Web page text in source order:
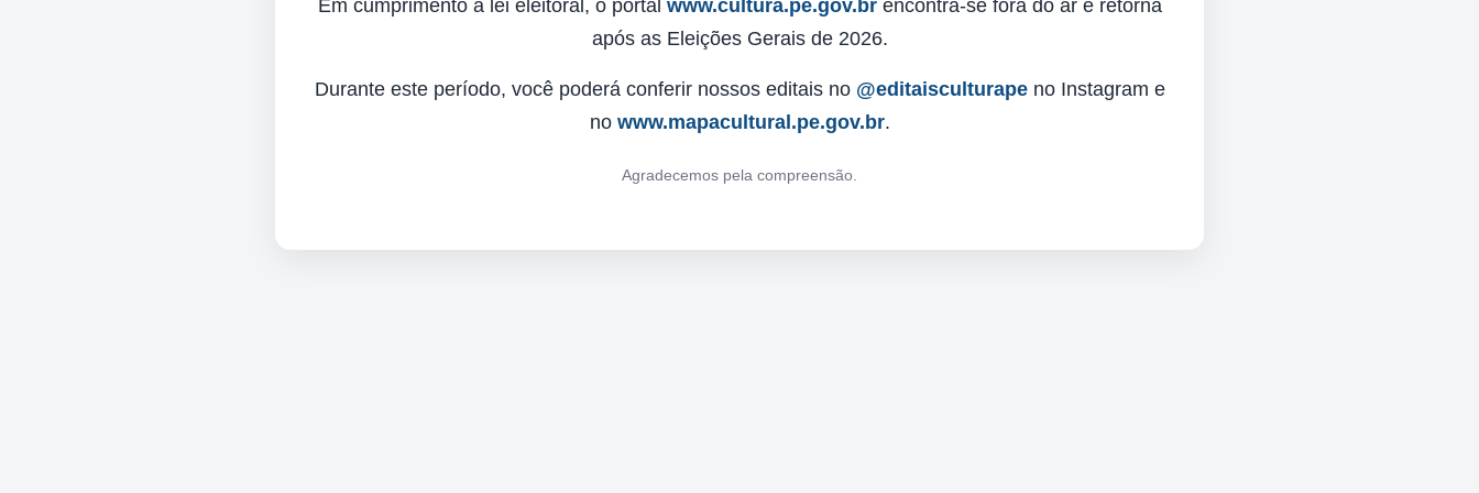
Em cumprimento à lei eleitoral, o portal www.cultura.pe.gov.brencontra-se fora do ar e retorna
após as Eleições Gerais de 2026.
Durante este período, você poderá conferir nossos editais no @editaisculturapeno Instagram e
no www.mapacultural.pe.gov.br.
Agradecemos pela compreensão.